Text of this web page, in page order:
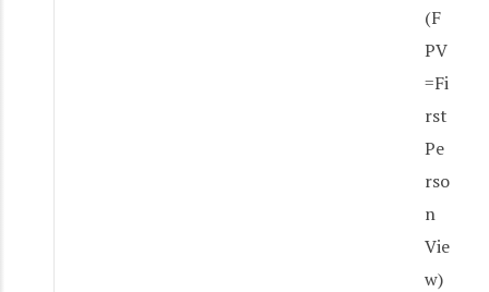
(F
PV
=Fi
rst
Pe
rso
n
Vie
w)